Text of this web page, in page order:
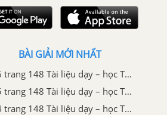
BÀI GIẢI MỚI NHẤT
Bài 6 trang 148 Tài liệu dạy – học Toán 9 tập 1
Bài 5 trang 148 Tài liệu dạy – học Toán 9 tập 1
Bài 4 trang 148 Tài liệu dạy – học Toán 9 tập 1